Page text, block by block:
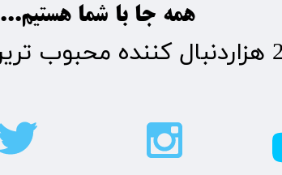
​​​همه جا با شما هستیم...​​​​​​​​​​​​​​